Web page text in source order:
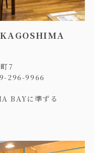
KAGOSHIMA
7
296-9966
BAYに準ずる